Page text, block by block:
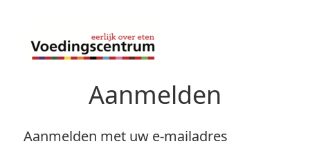
Aanmelden
Aanmelden met uw e-mailadres